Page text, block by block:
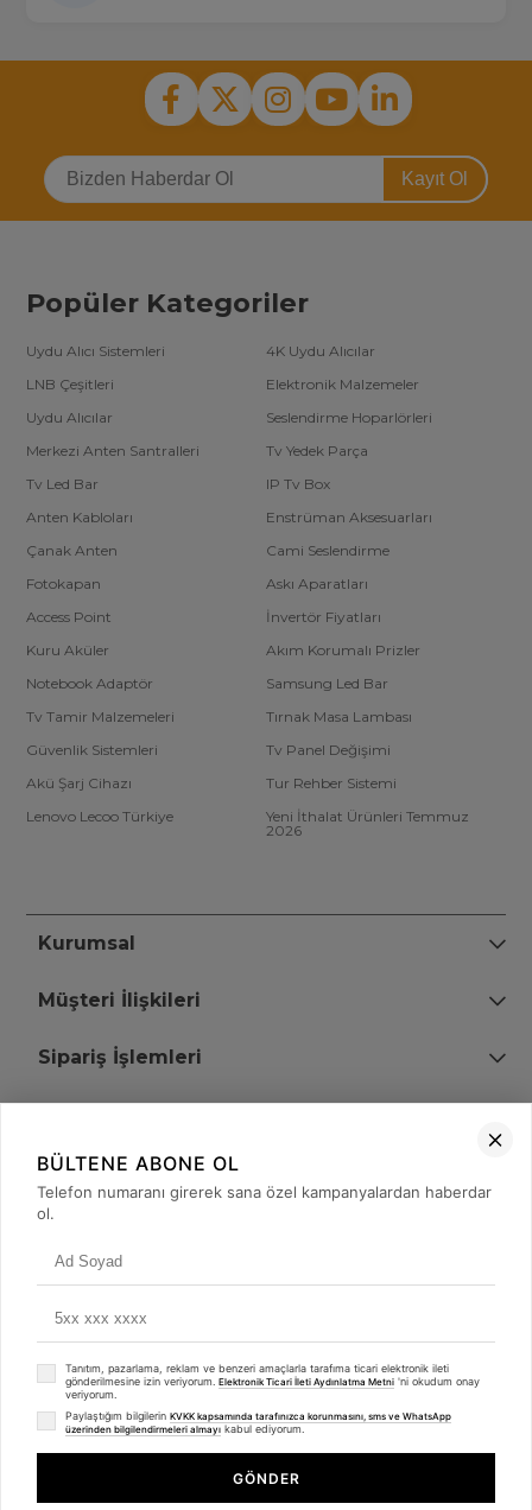
Kayıt Ol
Popüler Kategoriler
Uydu Alıcı Sistemleri
4K Uydu Alıcılar
LNB Çeşitleri
Elektronik Malzemeler
Uydu Alıcılar
Seslendirme Hoparlörleri
Merkezi Anten Santralleri
Tv Yedek Parça
Tv Led Bar
IP Tv Box
Anten Kabloları
Enstrüman Aksesuarları
Çanak Anten
Cami Seslendirme
Fotokapan
Askı Aparatları
Access Point
İnvertör Fiyatları
Kuru Aküler
Akım Korumalı Prizler
Notebook Adaptör
Samsung Led Bar
Tv Tamir Malzemeleri
Tırnak Masa Lambası
Güvenlik Sistemleri
Tv Panel Değişimi
Akü Şarj Cihazı
Tur Rehber Sistemi
Lenovo Lecoo Türkiye
Yeni İthalat Ürünleri Temmuz
2026
Kurumsal
Müşteri İlişkileri
Sipariş İşlemleri
+90 (850) 473 08 08
© 2008 - 2026merterelektronik.com
- Tüm Hakları Saklıdır. Kredi kartı bilgileriniz 256bit SSL sertifikası ile
Whatsapp
BÜLTENE ABONE OL
Telefon numaranı girerek sana özel kampanyalardan haberdar
ol.
Tanıtım, pazarlama, reklam ve benzeri amaçlarla tarafıma ticari elektronik ileti
gönderilmesine izin veriyorum. Elektronik Ticari İleti Aydınlatma Metni 'ni okudum onay
veriyorum.
Paylaştığım bilgilerin KVKK kapsamında tarafınızca korunmasını, sms ve WhatsApp
üzerinden bilgilendirmeleri almayı kabul ediyorum.
GÖNDER